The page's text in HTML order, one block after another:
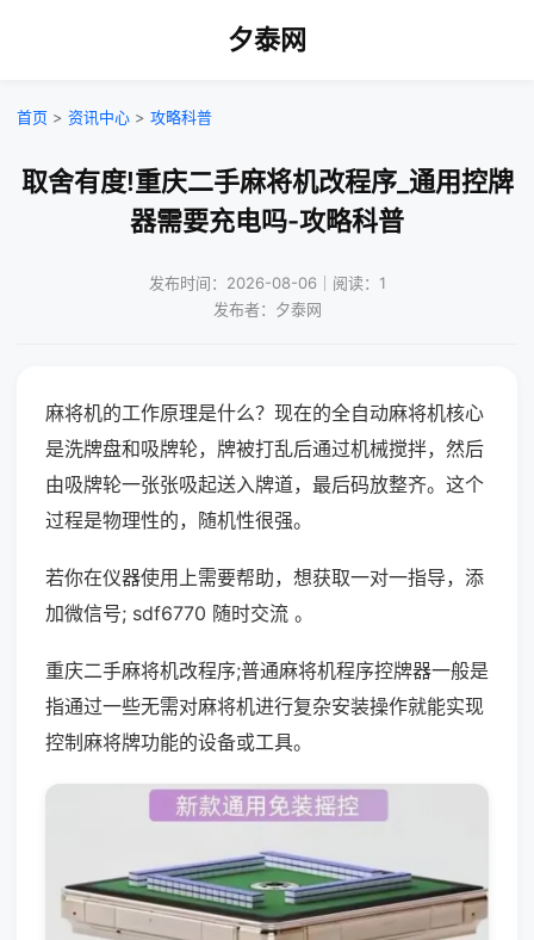
夕泰网
首页 > 资讯中心 > 攻略科普
取舍有度!重庆二手麻将机改程序_通用控牌
器需要充电吗-攻略科普
发布时间：2026-08-06｜阅读：1
发布者：夕泰网
麻将机的工作原理是什么？现在的全自动麻将机核心
是洗牌盘和吸牌轮，牌被打乱后通过机械搅拌，然后
由吸牌轮一张张吸起送入牌道，最后码放整齐。这个
过程是物理性的，随机性很强。
若你在仪器使用上需要帮助，想获取一对一指导，添
加微信号; sdf6770 随时交流 。
重庆二手麻将机改程序;普通麻将机程序控牌器一般是
指通过一些无需对麻将机进行复杂安装操作就能实现
控制麻将牌功能的设备或工具。